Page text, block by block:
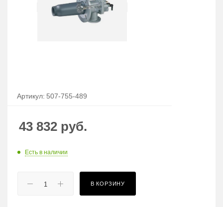
Артикул: 507-755-489
43 832 руб.
Есть в наличии
В КОРЗИНУ